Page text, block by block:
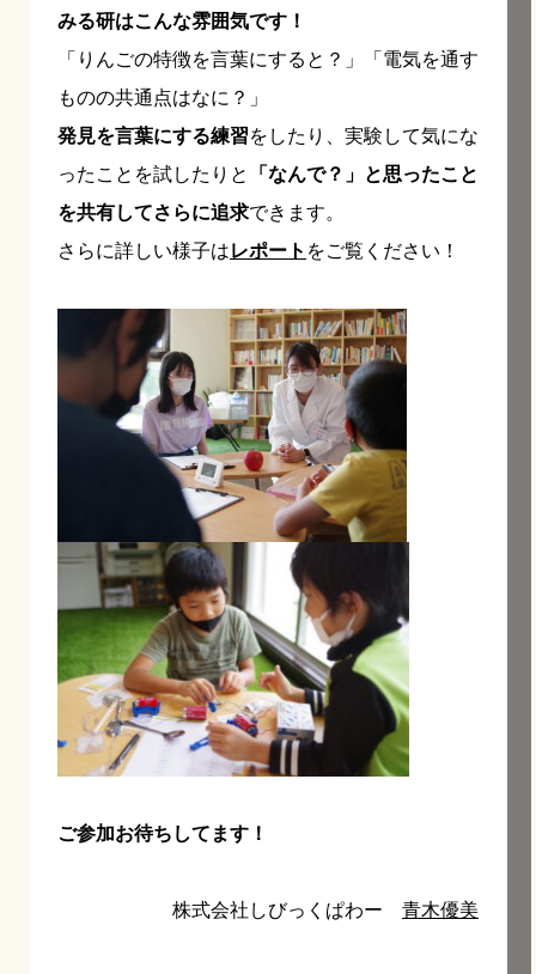
みる研はこんな雰囲気です！
「りんごの特徴を言葉にすると？」「電気を通す
ものの共通点はなに？」
発見を言葉にする練習をしたり、実験して気にな
ったことを試したりと
「なんで？」と思ったこと
を共有してさらに追求できます。
さらに詳しい様子はレポート をご覧ください！
ご参加お待ちしてます！
株式会社しびっくぱわー 青木優美